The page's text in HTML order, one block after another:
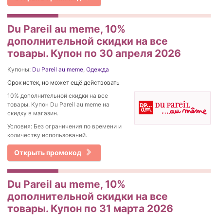
Du Pareil au meme, 10%
дополнительной скидки на все
товары. Купон по 30 апреля 2026
Купоны: Du Pareil au meme, Одежда
Срок истек, но может ещё действовать
10% дополнительной скидки на все
товары. Купон Du Pareil au meme на
скидку в магазин.
Условия: Без ограничения по времени и
количеству использований.
Открыть промокод
Du Pareil au meme, 10%
дополнительной скидки на все
товары. Купон по 31 марта 2026